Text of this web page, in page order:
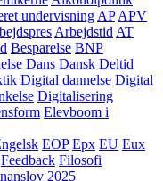
undervisning AP APV
Arbejdstid AT
Besparelse BNP
Dans Dansk Deltid
Digital dannelse Digital
Digitalisering
Elevboom i
EOP Epx EU Eux
Feedback Filosofi
2025